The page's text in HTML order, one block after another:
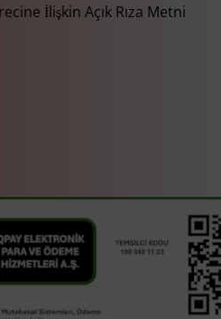
İlişkin Açık Rıza Metni